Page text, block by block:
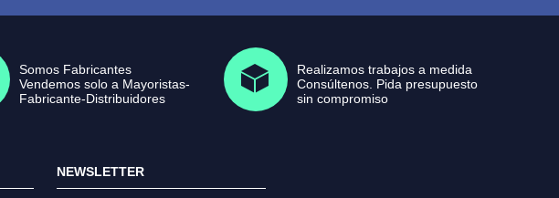
Somos Fabricantes
Vendemos solo a Mayoristas-
Fabricante-Distribuidores
Realizamos trabajos a medida
Consúltenos. Pida presupuesto
sin compromiso
NEWSLETTER